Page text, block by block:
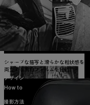
Product
Design
デザイン
シャープな描写と滑らかな粒状感を
両立する黒白フィルムを搭載。
How to
撮影方法